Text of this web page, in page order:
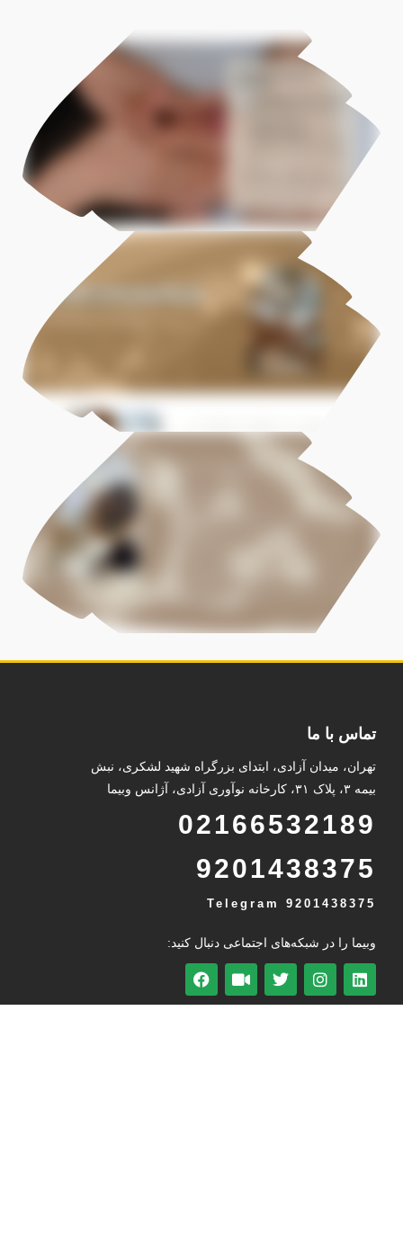
تماس با ما
تهران، میدان آزادی، ابتدای بزرگراه شهید لشکری، نبش
بیمه ۳، پلاک ۳۱، کارخانه نوآوری آزادی، آژانس وبیما
02166532189
9201438375
9201438375
وبیما را در شبکه‌های اجتماعی دنبال کنید: